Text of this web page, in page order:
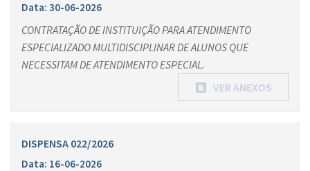
Data: 30-06-2026
CONTRATAÇÃO DE INSTITUIÇÃO PARA ATENDIMENTO
ESPECIALIZADO MULTIDISCIPLINAR DE ALUNOS QUE
NECESSITAM DE ATENDIMENTO ESPECIAL.
VER ANEXOS
DISPENSA 022/2026
Data: 16-06-2026